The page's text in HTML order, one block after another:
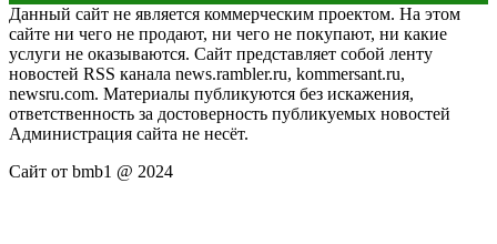
Данный сайт не является коммерческим проектом. На этом
сайте ни чего не продают, ни чего не покупают, ни какие
услуги не оказываются. Сайт представляет собой ленту
новостей RSS канала news.rambler.ru, kommersant.ru,
newsru.com. Материалы публикуются без искажения,
ответственность за достоверность публикуемых новостей
Администрация сайта не несёт.
Сайт от bmb1 @ 2024